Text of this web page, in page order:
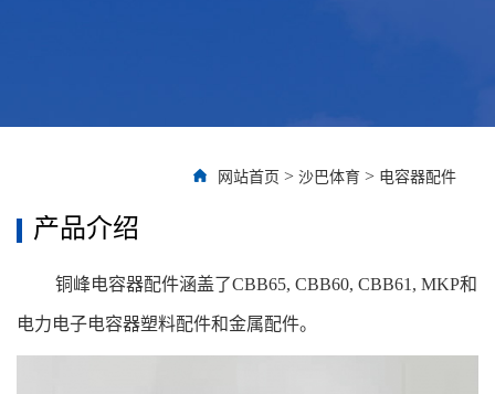
网站首页 > 沙巴体育 > 电容器配件
产品介绍
铜峰电容器配件涵盖了CBB65, CBB60, CBB61, MKP和
电力电子电容器塑料配件和金属配件。